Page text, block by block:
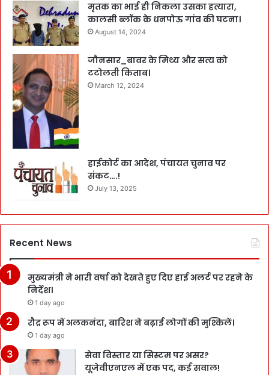
मृतक का भाई ही निकला उसका हत्यारा,
कालसी ब्लॉक के धनपोऊ गांव की घटना।
August 14, 2024
जौनसार_बावर के मिथ्य और सत्य को
टटोलती किताब।
March 12, 2024
हाईकोर्ट का आदेश, पंचायत चुनाव पर
संकट….!
July 13, 2025
Recent News
मुख्यमंत्री ने भारी वर्षा को देखते हुए दिए हाई अलर्ट पर रहने के
निर्देश।
1 day ago
रौद्र रूप में अलकनंदा, बारिश ने बढ़ाई लोगों की मुश्किलें।
1 day ago
सेवा विस्तार या सिस्टम पर असर?
यूजेवीएनएल में एक पद, कई सवाल!